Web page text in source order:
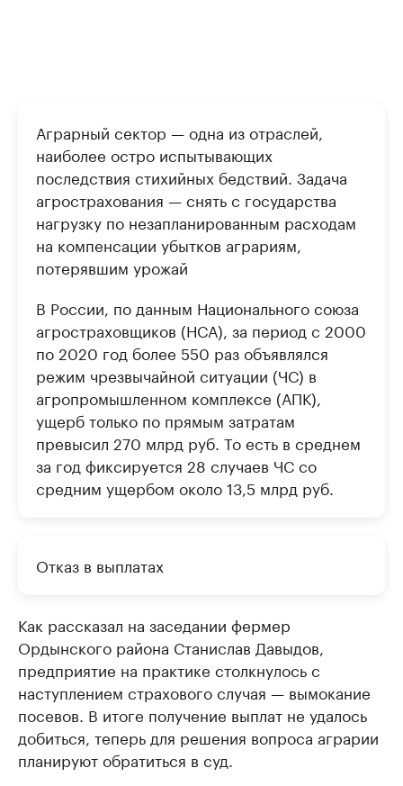
Аграрный сектор — одна из отраслей,
наиболее остро испытывающих
последствия стихийных бедствий. Задача
агрострахования — снять с государства
нагрузку по незапланированным расходам
на компенсации убытков аграриям,
потерявшим урожай
В России, по данным Национального союза
агростраховщиков (НСА), за период с 2000
по 2020 год более 550 раз объявлялся
режим чрезвычайной ситуации (ЧС) в
агропромышленном комплексе (АПК),
ущерб только по прямым затратам
превысил 270 млрд руб. То есть в среднем
за год фиксируется 28 случаев ЧС со
средним ущербом около 13,5 млрд руб.
Отказ в выплатах
Как рассказал на заседании фермер
Ордынского района Станислав Давыдов,
предприятие на практике столкнулось с
наступлением страхового случая — вымокание
посевов. В итоге получение выплат не удалось
добиться, теперь для решения вопроса аграрии
планируют обратиться в суд.